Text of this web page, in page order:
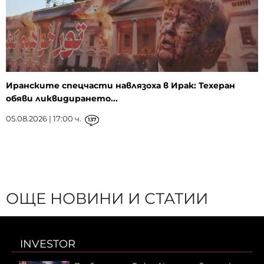
Иранските спецчасти навлязоха в Ирак: Техеран
обяви ликвидирането...
05.08.2026 | 17:00 ч. 137
ОЩЕ НОВИНИ И СТАТИИ
INVESTOR